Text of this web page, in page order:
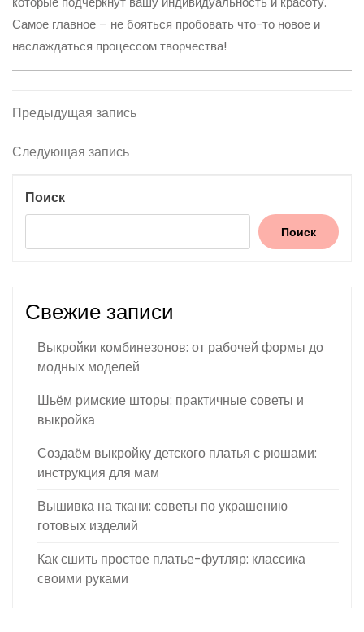
Самое главное – не бояться пробовать что-то новое и
наслаждаться процессом творчества!
Навигация
по
записям
Предыдущая
Предыдущая запись
Следующая
Следующая запись
Поиск
Поиск
Свежие записи
Выкройки комбинезонов: от рабочей формы до
модных моделей
Шьём римские шторы: практичные советы и
выкройка
Создаём выкройку детского платья с рюшами:
инструкция для мам
Вышивка на ткани: советы по украшению
готовых изделий
Как сшить простое платье-футляр: классика
своими руками